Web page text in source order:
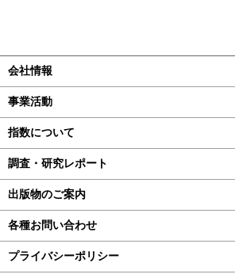
会社情報
事業活動
指数について
調査・研究レポート
出版物のご案内
各種お問い合わせ
プライバシーポリシー